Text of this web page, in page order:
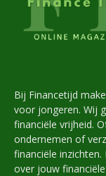
Bij Financetijd
voor jongeren. Wij
financiële vrijheid.
ondernemen of
financiële
over jouw